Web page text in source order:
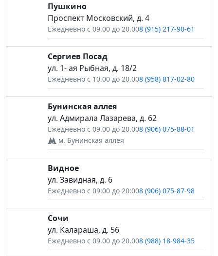
Пушкино
Проспект Московский, д. 4
Ежедневно с 09.00 до 20.008 (915) 217-90-61
Сергиев Посад
ул. 1- ая Рыбная, д. 18/2
Ежедневно с 10.00 до 20.008 (958) 817-02-80
Бунинская аллея
ул. Адмирала Лазарева, д. 62
Ежедневно с 09.00 до 20.008 (906) 075-88-01
м. Бунинская аллея
Видное
ул. Завидная, д. 6
Ежедневно с 09:00 до 20:008 (906) 075-87-98
Сочи
ул. Калараша, д. 56
Ежедневно с 09.00 до 20.008 (988) 18-984-35